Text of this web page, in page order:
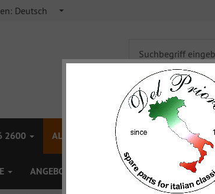
Deutsch
2600 ALFA 750/101 ALFA 105/115
ANGEBOTE PREISLISTEN GUTSCHEINE